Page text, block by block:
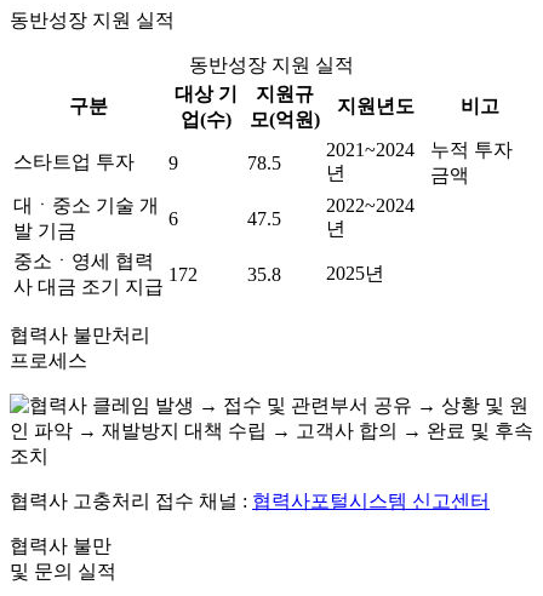
동반성장 지원 실적
동반성장 지원 실적
구분
대상 기
업(수)
지원규
모(억원)
지원년도 비고
스타트업 투자 9 78.5
2021~2024
년
누적 투자
금액
대ㆍ중소 기술 개
발 기금
6 47.5
2022~2024
년
중소ㆍ영세 협력
사 대금 조기 지급
172 35.8 2025년
협력사 불만처리
프로세스
협력사 고충처리 접수 채널 : 협력사포털시스템 신고센터
협력사 불만
및 문의 실적